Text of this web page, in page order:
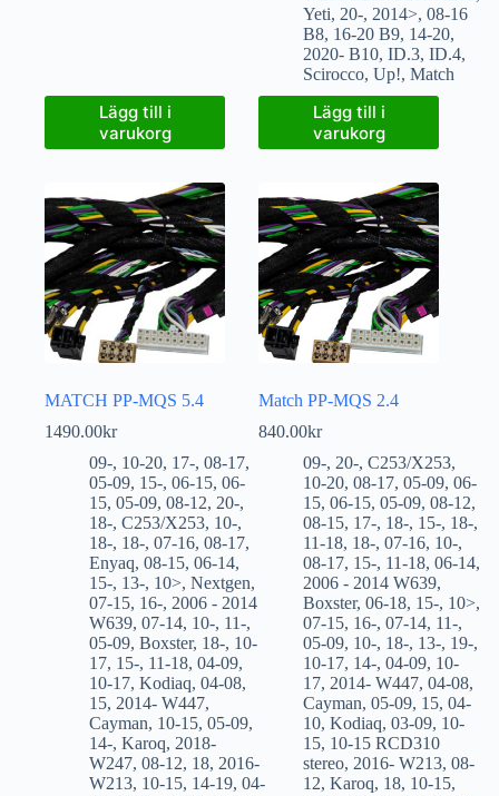
Lägg till i
varukorg
Yeti, 20-, 2014>,08-16
B8, 16-20 B9, 14-20,
2020- B10,ID.3,ID.4,
Scirocco,Up!,Match
Lägg till i
varukorg
MATCH PP-MQS 5.4
1490.00kr
09-, 10-20, 17-, 08-17,
05-09, 15-, 06-15, 06-
15, 05-09, 08-12, 20-,
18-, C253/X253, 10-,
18-, 18-, 07-16, 08-17,
Enyaq, 08-15, 06-14,
15-, 13-, 10>, Nextgen,
07-15, 16-, 2006 - 2014
W639, 07-14, 10-, 11-,
05-09, Boxster, 18-, 10-
17, 15-, 11-18, 04-09,
10-17, Kodiaq, 04-08,
15, 2014- W447,
Cayman, 10-15, 05-09,
14-, Karoq, 2018-
W247, 08-12, 18, 2016-
W213, 10-15, 14-19, 04-
Match PP-MQS 2.4
840.00kr
09-, 20-,C253/X253,
10-20,08-17,05-09,06-
15,06-15,05-09,08-12,
08-15, 17-, 18-, 15-, 18-,
11-18, 18-,07-16, 10-,
08-17, 15-, 11-18,06-14,
2006 - 2014 W639,
Boxster,06-18, 15-, 10>,
07-15, 16-,07-14, 11-,
05-09, 10-, 18-, 13-, 19-,
10-17, 14-,04-09, 10-
17, 2014- W447,04-08,
Cayman,05-09, 15,04-
10,Kodiaq,03-09, 10-
15, 10-15 RCD310
stereo, 2016- W213,08-
12,Karoq, 18, 10-15,